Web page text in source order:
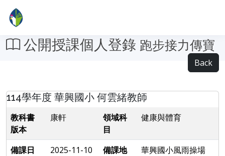
公開授課個人登錄 跑步接力傳寶
Back
114學年度 華興國小 何雲緒教師
教科書
版本
康軒
領域科
目
健康與體育
備課日
2025-11-10
備課地
華興國小風雨操場